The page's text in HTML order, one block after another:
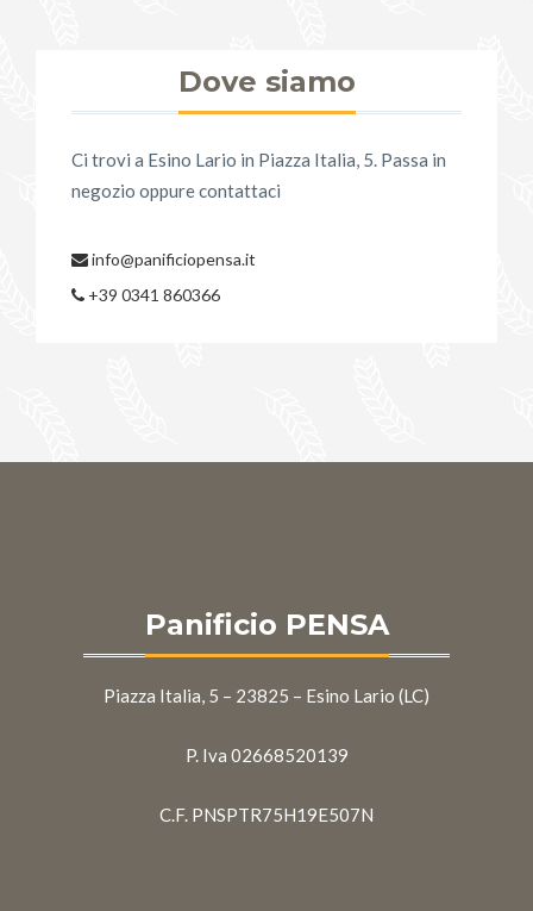
Dove siamo
Ci trovi a Esino Lario in Piazza Italia, 5. Passa in
negozio oppure contattaci
info@panificiopensa.it
+39 0341 860366
Panificio PENSA
Piazza Italia, 5 – 23825 – Esino Lario (LC)
P. Iva 02668520139
C.F. PNSPTR75H19E507N